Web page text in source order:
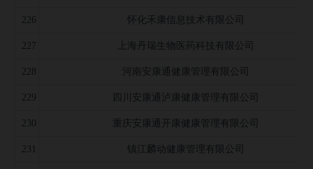
226 怀化禾康信息技术有限公司
227 上海丹瑞生物医药科技有限公司
228 河南安康通健康管理有限公司
229 四川安康通泸康健康管理有限公司
230 重庆安康通开康健康管理有限公司
231 镇江麟动健康管理有限公司